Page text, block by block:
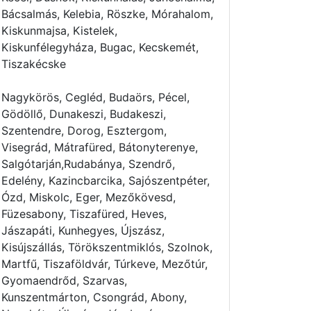
Bácsalmás, Kelebia, Röszke, Mórahalom,
Kiskunmajsa, Kistelek,
Kiskunfélegyháza, Bugac, Kecskemét,
Tiszakécske
Nagykörös, Cegléd, Budaörs, Pécel,
Gödöllő, Dunakeszi, Budakeszi,
Szentendre, Dorog, Esztergom,
Visegrád, Mátrafüred, Bátonyterenye,
Salgótarján,Rudabánya, Szendrő,
Edelény, Kazincbarcika, Sajószentpéter,
Ózd, Miskolc, Eger, Mezőkövesd,
Füzesabony, Tiszafüred, Heves,
Jászapáti, Kunhegyes, Újszász,
Kisújszállás, Törökszentmiklós, Szolnok,
Martfű, Tiszaföldvár, Túrkeve, Mezőtúr,
Gyomaendrőd, Szarvas,
Kunszentmárton, Csongrád, Abony,